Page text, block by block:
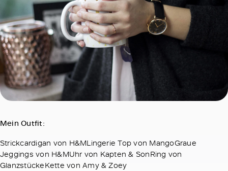
Mein Outfit:
Strickcardigan von H&MLingerie Top von MangoGraue
Jeggings von H&MUhr von Kapten & SonRing von
GlanzstückeKette von Amy & Zoey